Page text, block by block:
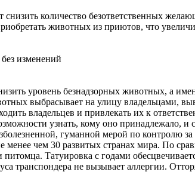
количество безответственных
животных из приютов, что
изменений
уровень безнадзорных животных, а
выбрасывает на улицу владельцами,
владельцев и привлекать их к
узнать, кому оно принадлежало, и
гуманной мерой по контролю
чем 30 развитых странах мира. По
Татуировка с годами
транспондера не вызывает аллергии.